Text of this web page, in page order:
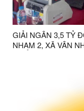
GIẢI NGÂN 3,5 TỶ
NHAM 2, XÃ VÂN